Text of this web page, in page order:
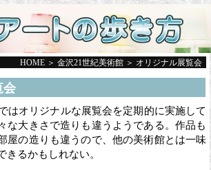
HOME ＞金沢21世紀美術館 ＞ オリジナル展覧会
会
はオリジナルな展覧会を定期的に実施して
な大きさで造りも違うようである。作品も
屋の造りも違うので、他の美術館とは一味
きるかもしれない。